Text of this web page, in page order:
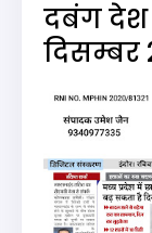
दबंग देश
दिसम्बर